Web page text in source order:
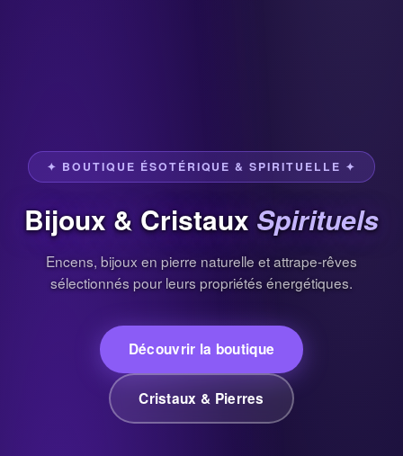
✦ BOUTIQUE ÉSOTÉRIQUE & SPIRITUELLE ✦
Bijoux & Cristaux Spirituels
Encens, bijoux en pierre naturelle et attrape-rêves
sélectionnés pour leurs propriétés énergétiques.
Découvrir la boutique
Cristaux & Pierres